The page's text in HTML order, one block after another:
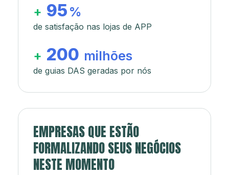
+ 95 %
de satisfação nas lojas de APP
+ 200 milhões
de guias DAS geradas por nós
EMPRESAS QUE ESTÃO
FORMALIZANDO SEUS NEGÓCIOS
NESTE MOMENTO